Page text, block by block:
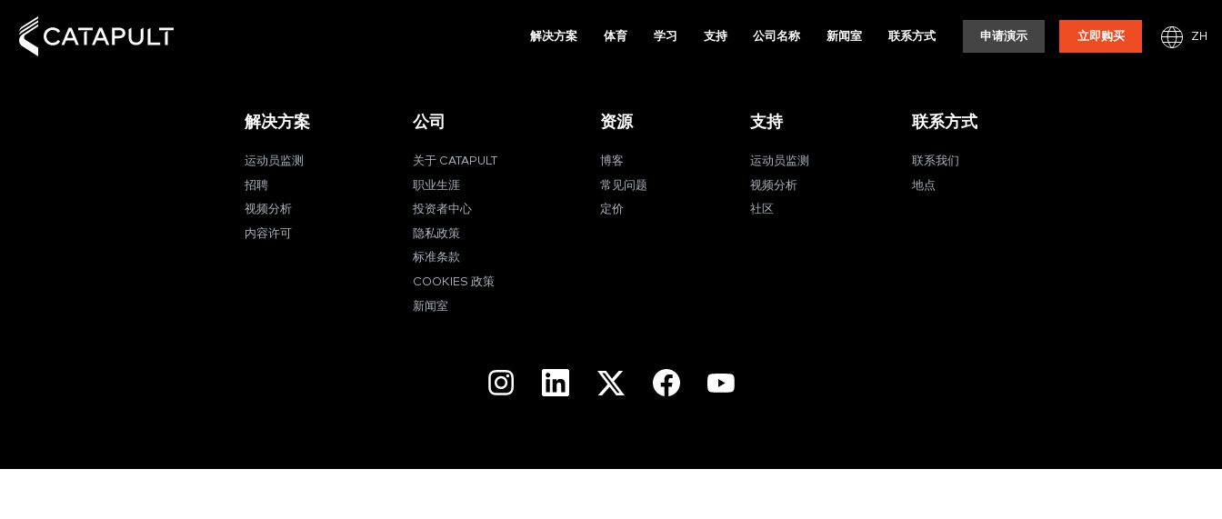
解决方案 体育 学习 支持 公司名称 新闻室 联系方式 申请演示 立即购买 ZH
解决方案
运动员监测
招聘
视频分析
内容许可
公司
关于 CATAPULT
职业生涯
投资者中心
隐私政策
标准条款
COOKIES 政策
新闻室
资源
博客
常见问题
定价
支持
运动员监测
视频分析
社区
联系方式
联系我们
地点